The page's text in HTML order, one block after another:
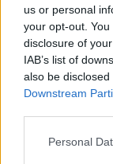
us or personal
your opt-out.
disclosure of
IAB’s list of
also be
Downstream
Please note that
Personal
ΔΙΑΒΑΣΤΕ
Ελλάδα|
Έχασε